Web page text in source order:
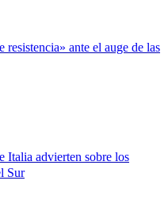
resistencia» ante el auge de las
Italia advierten sobre los
Sur